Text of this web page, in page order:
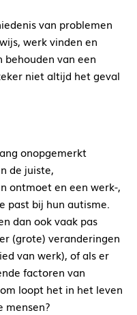
van problemen
werk vinden en
van een
niet altijd het geval
onopgemerkt
de juiste,
ontmoet en een werk-,
past bij hun autisme.
dan ook vaak pas
(grote) veranderingen
van werk), of als er
factoren van
loopt het in het leven
mensen?